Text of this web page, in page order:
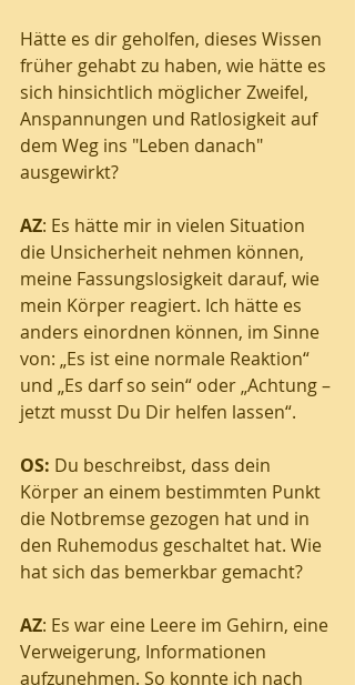
Hätte es dir geholfen, dieses Wissen
früher gehabt zu haben, wie hätte es
sich hinsichtlich möglicher Zweifel,
Anspannungen und Ratlosigkeit auf
dem Weg ins "Leben danach"
ausgewirkt?
AZ: Es hätte mir in vielen Situation
die Unsicherheit nehmen können,
meine Fassungslosigkeit darauf, wie
mein Körper reagiert. Ich hätte es
anders einordnen können, im Sinne
von: „Es ist eine normale Reaktion“
und „Es darf so sein“ oder „Achtung –
jetzt musst Du Dir helfen lassen“.
OS: Du beschreibst, dass dein
Körper an einem bestimmten Punkt
die Notbremse gezogen hat und in
den Ruhemodus geschaltet hat. Wie
hat sich das bemerkbar gemacht?
AZ: Es war eine Leere im Gehirn, eine
Verweigerung, Informationen
aufzunehmen. So konnte ich nach